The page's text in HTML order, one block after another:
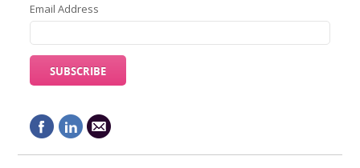
Email Address